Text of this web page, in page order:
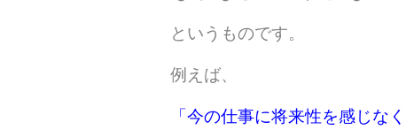
というものです。
例えば、
「今の仕事に将来性を感じなく